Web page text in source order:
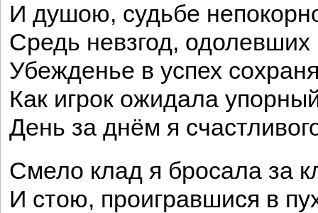
И душою, судьбе
Средь невзгод,
Убежденье в успех
Как игрок ожидала
День за днём я
Смело клад я бросала за
И стою, проигравшися в